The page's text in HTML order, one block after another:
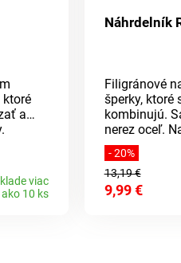
a
x
viac
ako 10 ks
Náhrdelník
Filigránové
šperky, ktoré
kombinujú.
nerez oceľ.
príležitosti.
- 20%
13,19 €
9,99 €